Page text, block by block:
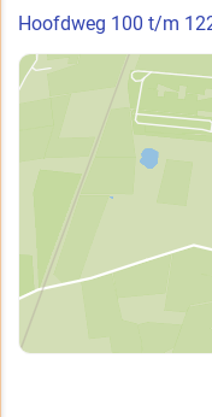
Hoofdweg 100 t/m